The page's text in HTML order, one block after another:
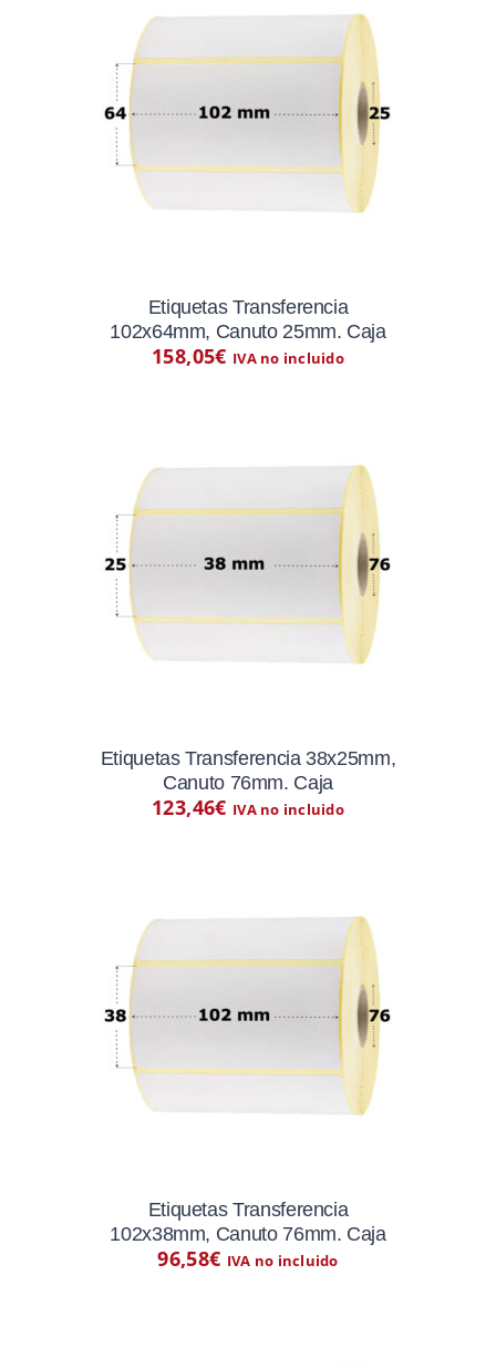
Etiquetas Transferencia
102x64mm, Canuto 25mm. Caja
158,05€ IVA no incluido
Etiquetas Transferencia 38x25mm,
Canuto 76mm. Caja
123,46€ IVA no incluido
Etiquetas Transferencia
102x38mm, Canuto 76mm. Caja
96,58€ IVA no incluido